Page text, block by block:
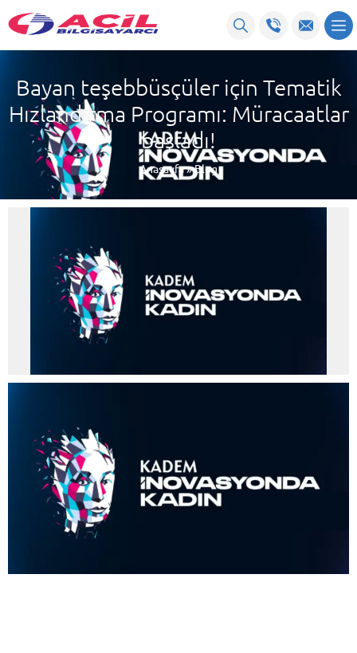
Bayan teşebbüsçüler için Tematik
Hızlandırma Programı: Müracaatlar
başladı!
Anasayfa»Blog